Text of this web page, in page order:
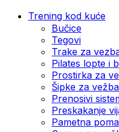
Trening kod kuće
Bučice
Tegovi
Trake za
Pilates lopte i
Prostirka za
Šipke za
Prenosivi
Preskakanje
Pametna